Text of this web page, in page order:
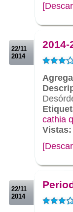
22/11
2014
2014-
cathia
Vistas:
22/11
2014